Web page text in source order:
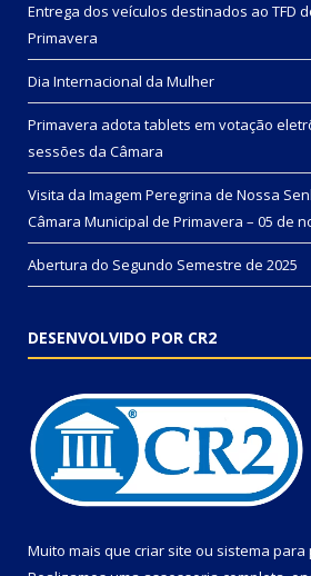
Entrega dos veículos destinados ao TFD
Primavera
Dia Internacional da Mulher
Primavera adota tablets em votação
sessões da Câmara
Visita da Imagem Peregrina de Nossa
Câmara Municipal de Primavera – 05 de
Abertura do Segundo Semestre de 2025
DESENVOLVIDO POR CR2
Muito mais que criar site ou sistema